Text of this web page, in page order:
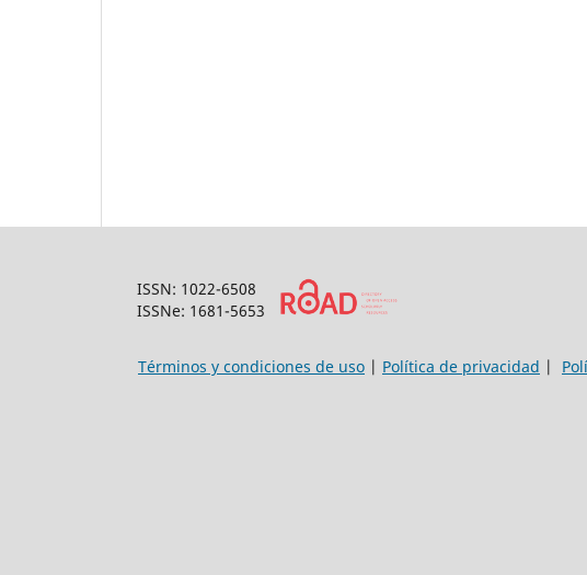
ISSN: 1022-6508
ISSNe: 1681-5653
Términos y condiciones de uso | Política de privacidad |